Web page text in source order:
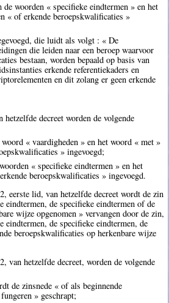
woorden « specifieke eindtermen » en het
« of erkende beroepskwalificaties »
die luidt als volgt : « De
die leiden naar een beroep waarvoor
bestaan, worden bepaald op basis van
erkende referentiekaders en
en dit zolang er geen erkende
decreet worden de volgende
« vaardigheden » en het woord « met »
» ingevoegd;
« specifieke eindtermen » en het
beroepskwalificaties » ingevoegd.
eerste lid, van hetzelfde decreet wordt de zin
eindtermen, de specifieke eindtermen of de
wijze opgenomen » vervangen door de zin,
eindtermen, de specifieke eindtermen, de
beroepskwalificaties op herkenbare wijze
van hetzelfde decreet, worden de volgende
de zinsnede « of als beginnende
» geschrapt;